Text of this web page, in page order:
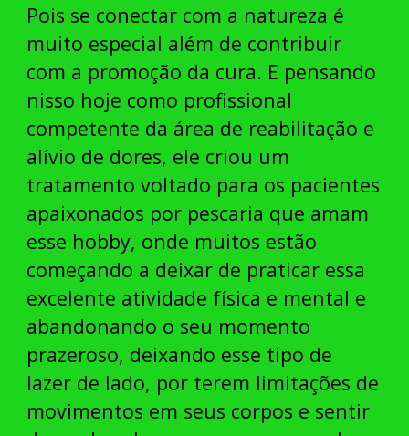
Pois se conectar com a natureza é
muito especial além de contribuir
com a promoção da cura. E pensando
nisso hoje como profissional
competente da área de reabilitação e
alívio de dores, ele criou um
tratamento voltado para os pacientes
apaixonados por pescaria que amam
esse hobby, onde muitos estão
começando a deixar de praticar essa
excelente atividade física e mental e
abandonando o seu momento
prazeroso, deixando esse tipo de
lazer de lado, por terem limitações de
movimentos em seus corpos e sentir